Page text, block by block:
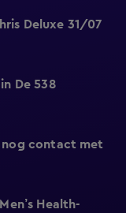
Deluxe 31/07
De 538
nog contact met
Health-